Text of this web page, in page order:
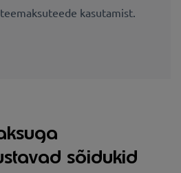
kasutamist.
sõidukid